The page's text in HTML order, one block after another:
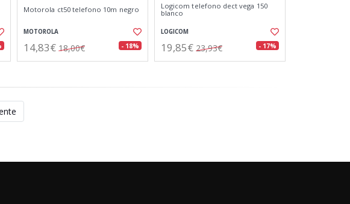
Motorola ct50 telefono 10m negro
MOTOROLA
14,83€ 18,00€ - 18%
Logicom telefono dect vega 150
blanco
LOGICOM
19,85€ 23,93€ - 17%